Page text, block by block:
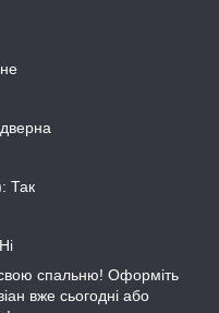
Так
спальню! Оформіть
вже сьогодні або